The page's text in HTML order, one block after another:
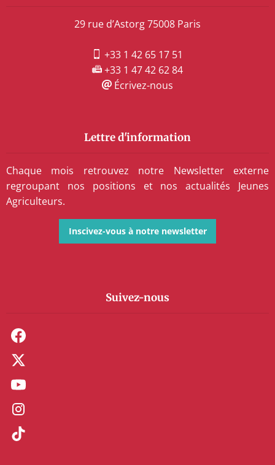
29 rue d’Astorg 75008 Paris
+33 1 42 65 17 51
+33 1 47 42 62 84
Écrivez-nous
Lettre d'information
Chaque mois retrouvez notre Newsletter externe
regroupant nos positions et nos actualités Jeunes
Agriculteurs.
Inscivez-vous à notre newsletter
Suivez-nous